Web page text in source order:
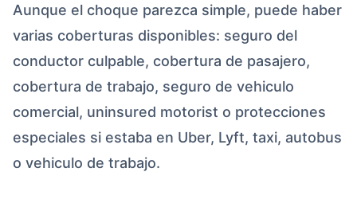
Aunque el choque parezca simple, puede haber
varias coberturas disponibles: seguro del
conductor culpable, cobertura de pasajero,
cobertura de trabajo, seguro de vehiculo
comercial, uninsured motorist o protecciones
especiales si estaba en Uber, Lyft, taxi, autobus
o vehiculo de trabajo.